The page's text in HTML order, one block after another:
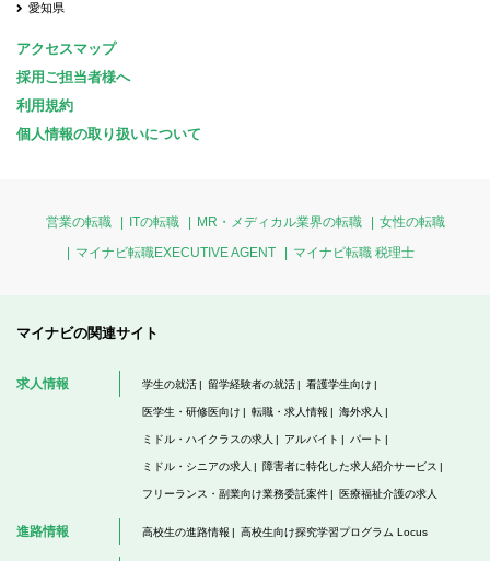
愛知県
アクセスマップ
採用ご担当者様へ
利用規約
個人情報の取り扱いについて
営業の転職 ITの転職 MR・メディカル業界の転職
女性の転職
マイナビ転職EXECUTIVE AGENT
マイナビ転職 税理士
マイナビの関連サイト
求人情報 学生の就活 留学経験者の就活 看護学生向け
医学生・研修医向け 転職・求人情報 海外求人
ミドル・ハイクラスの求人 アルバイト パート
ミドル・シニアの求人 障害者に特化した求人紹介サービス
フリーランス・副業向け業務委託案件 医療福祉介護の求人
進路情報 高校生の進路情報 高校生向け探究学習プログラム Locus